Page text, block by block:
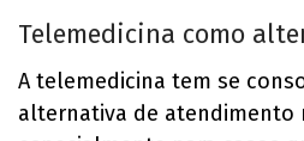
Telemedicina como
A telemedicina tem se
alternativa de atendimento